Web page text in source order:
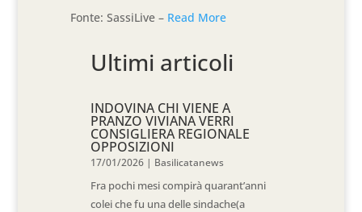
Fonte: SassiLive – Read More
Ultimi articoli
INDOVINA CHI VIENE A
PRANZO VIVIANA VERRI
CONSIGLIERA REGIONALE
OPPOSIZIONI
17/01/2026 | Basilicatanews
Fra pochi mesi compirà quarant’anni
colei che fu una delle sindache(a